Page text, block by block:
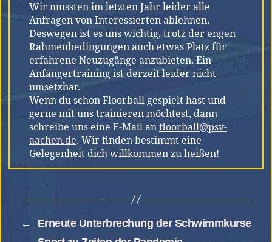
Wir mussten im letzten Jahr leider alle
Anfragen von Interessierten ablehnen.
Deswegen ist es uns wichtig, trotz der engen
Rahmenbedingungen auch etwas Platz für
erfahrene Neuzugänge anzubieten. Ein
Anfängertraining ist derzeit leider nicht
umsetzbar.
Wenn du schon Floorball gespielt hast und
gerne mit uns trainieren möchtest, dann
schreibe uns eine E-Mail an floorball@psv-
aachen.de. Wir finden bestimmt eine
Gelegenheit dich willkommen zu heißen!
←
Erneute Unterbrechung der Schwimmkurse